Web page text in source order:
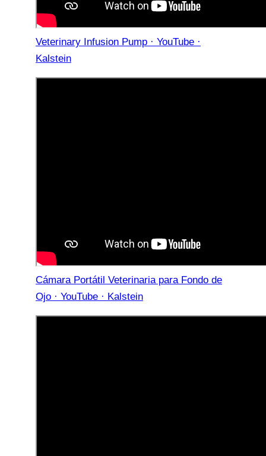
Veterinary Infusion Pump · YouTube ·
Kalstein
Cámara Portátil Veterinaria para Fondo de
Ojo · YouTube · Kalstein